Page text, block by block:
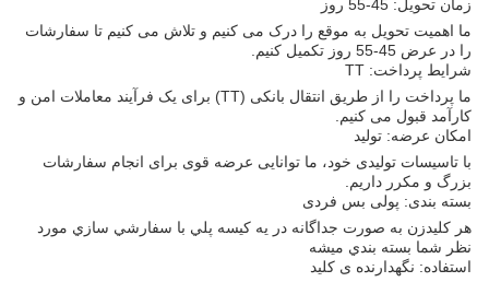
زمان تحویل: 45-55 روز
ما اهمیت تحویل به موقع را درک می کنیم و تلاش می کنیم تا سفارشات
را در عرض 45-55 روز تکمیل کنیم.
شرایط پرداخت: TT
ما پرداخت را از طریق انتقال بانکی (TT) برای یک فرآیند معاملات امن و
کارآمد قبول می کنیم.
امکان عرضه: تولید
با تاسیسات تولیدی خود، ما توانایی عرضه قوی برای انجام سفارشات
بزرگ و مکرر داریم.
بسته بندی: پولی بس فردی
هر کليدزن به صورت جداگانه در يه کيسه پلي با سفارشي سازي مورد
نظر شما بسته بندي ميشه
استفاده: نگهدارنده ی کلید